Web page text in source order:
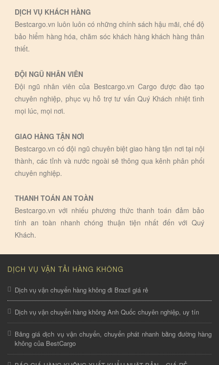
DỊCH VỤ KHÁCH HÀNG
Bestcargo.vn luôn luôn có những chính sách hậu mãi, chế độ
bảo hiểm hàng hóa, chăm sóc khách hàng khách hàng thân
thiết.
ĐỘI NGŨ NHÂN VIÊN
Đội ngũ nhân viên của Bestcargo.vn Cargo được đào tạo
chuyên nghiệp, phục vụ hỗ trợ tư vấn Quý Khách nhiệt tình
mọi lúc, mọi nơi.
GIAO HÀNG TẬN NƠI
Bestcargo.vn có đội ngũ chuyên biệt giao hàng tận nơi tại nội
thành, các tỉnh và nước ngoài sẽ thông qua kênh phân phối
chuyên nghiệp.
THANH TOÁN AN TOÀN
Bestcargo.vn với nhiếu phương thức thanh toán đảm bảo
tính an toàn nhanh chóng thuận tiện nhất đến với Quý
Khách.
DỊCH VỤ VẬN TẢI HÀNG KHÔNG
Dịch vụ vận chuyển hàng không đi Brazil giá rẻ
Dịch vụ vận chuyển hàng không Anh Quốc chuyên nghiệp, uy tín
Bảng giá dịch vụ vận chuyển, chuyển phát nhanh bằng đường hàng
không của BestCargo